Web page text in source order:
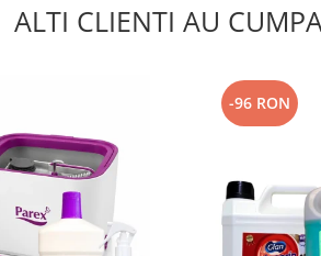
ALTI CLIENTI AU
-96 RON